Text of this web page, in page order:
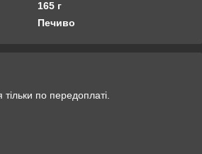
165 г
Печиво
по передоплаті.